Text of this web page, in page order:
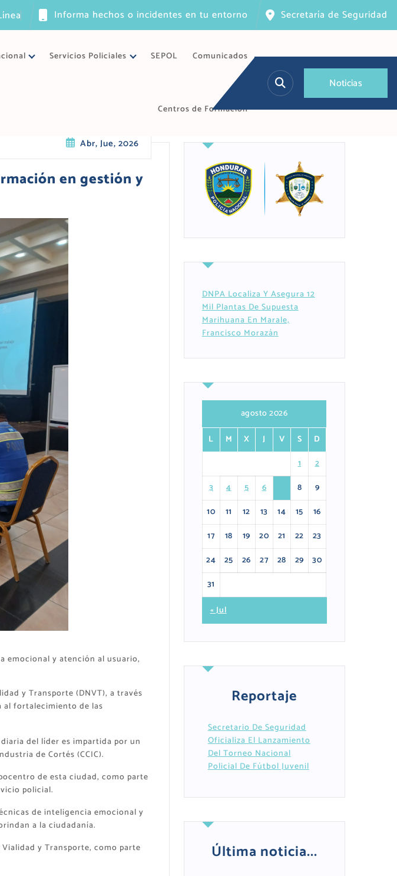
a de Informa hechos o incidentes en tu entorno Secretaría de Seguridad
Servicios Policiales SEPOL Comunicados
Centros de Formación
Noticias
Abr, Jue, 2026
en gestión y
emocional y atención al usuario,
y Transporte (DNVT), a través
al fortalecimiento de las
del líder es impartida por un
de Cortés (CCIC).
de esta ciudad, como parte
policial.
de inteligencia emocional y
a la ciudadanía.
y Transporte, como parte
DNPA Localiza Y Asegura 12
Mil Plantas De Supuesta
Marihuana En Marale,
Francisco Morazán
agosto 2026
L
M X J V S
D
1
2
3
4 5 6 8
9
10
11 12 13 14 15
16
17
18 19 20 21 22
23
24
25 26 27 28 29
30
31
« Jul
Reportaje
Secretario De Seguridad
Oficializa El Lanzamiento
Del Torneo Nacional
Policial De Fútbol Juvenil
Última noticia...